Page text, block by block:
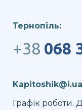
Тернопіль:
+38 068
Kapitoshik@i.ua
Графік роботи.